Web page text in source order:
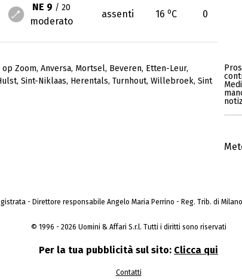
NE 9 / 20
moderato
assenti 16 oC 0
op Zoom, Anversa, Mortsel, Beveren, Etten-Leur,
, Sint-Niklaas, Herentals, Turnhout, Willebroek, Sint
- Direttore responsabile Angelo Maria Perrino - Reg. Trib. di Milano
© 1996 - 2026 Uomini & Affari S.r.l. Tutti i diritti sono riservati
Per la tua pubblicità sul sito: Clicca qui
Contatti